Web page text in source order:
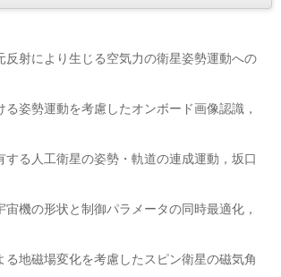
反射により生じる空気力の衛星姿勢運動への
る姿勢運動を考慮したオンボード画像認識，
する人工衛星の姿勢・軌道の連成運動，坂口
宙機の形状と制御パラメータの同時最適化，
る地磁場変化を考慮したスピン衛星の磁気角